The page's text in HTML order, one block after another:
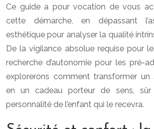
Ce guide a pour vocation de vous
cette démarche, en dépassant
esthétique pour analyser la qualité
De la vigilance absolue requise pour
recherche d’autonomie pour les pré-
explorerons comment transformer un
en un cadeau porteur de sens,
personnalité de l’enfant qui le recevra.